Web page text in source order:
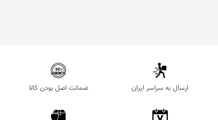
ارسال به سراسر ایران ضمانت اصل بودن کالا